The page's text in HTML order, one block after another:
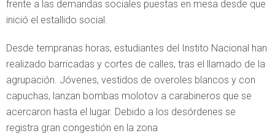
frente a las demandas sociales puestas en mesa desde que
inició el estallido social.
Desde tempranas horas, estudiantes del Instito Nacional han
realizado barricadas y cortes de calles, tras el llamado de la
agrupación. Jóvenes, vestidos de overoles blancos y con
capuchas, lanzan bombas molotov a carabineros que se
acercaron hasta el lugar. Debido a los desórdenes se
registra gran congestión en la zona